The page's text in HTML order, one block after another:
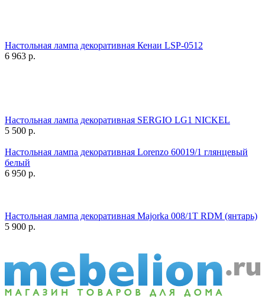
Настольная лампа декоративная Кенаи LSP-0512
6 963 р.
Настольная лампа декоративная SERGIO LG1 NICKEL
5 500 р.
Настольная лампа декоративная Lorenzo 60019/1 глянцевый
белый
6 950 р.
Настольная лампа декоративная Majorka 008/1T RDM (янтарь)
5 900 р.